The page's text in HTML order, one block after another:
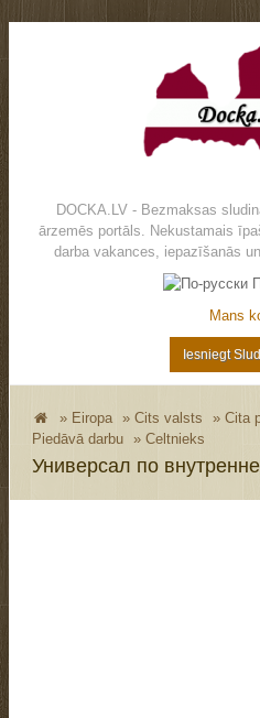
DOCKA.LV - Bezmaksas
ārzemēs portāls. Nekustamais
darba vakances, iepazīšanās
Mans
Iesniegt
» Eiropa »Cits valsts »Cita
Piedāvā darbu
» Celtnieks
Универсал по